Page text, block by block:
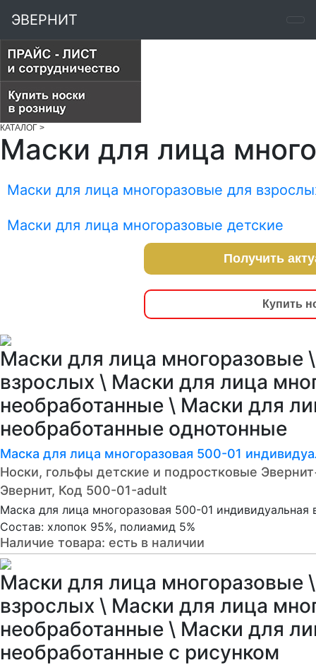
ЭВЕРНИТ
КАТАЛОГ >
Маски для лица
Маски для лица многоразовые для
Маски для лица многоразовые детские
Получить
Купить
Маски для лица многоразовые
взрослых \ Маски для лица
необработанные \ Маски для
необработанные однотонные
Маска для лица многоразовая 500-01
Носки, гольфы детские и подростковые
Эвернит, Код 500-01-adult
Маска для лица многоразовая 500-01 индивидуальная
Состав: хлопок 95%, полиамид 5%
Наличие товара: есть в наличии
Маски для лица многоразовые
взрослых \ Маски для лица
необработанные \ Маски для
необработанные с рисунком